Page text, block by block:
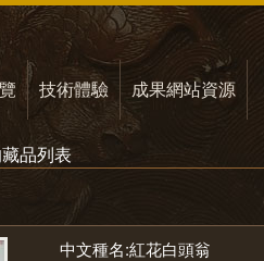
技術體驗 成果網站資源
品列表
中文種名:紅花白頭翁